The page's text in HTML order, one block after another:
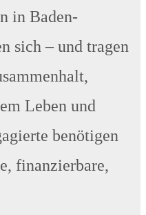
in Baden-
sich – und tragen
Leben und
benötigen
finanzierbare,